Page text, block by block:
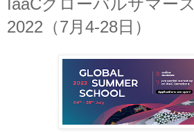
IaaCグローバルサマー
2022（7月4-28日）